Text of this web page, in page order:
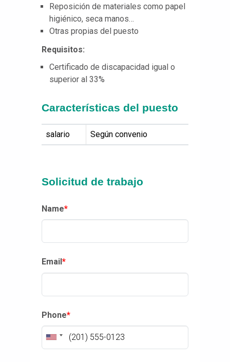
Reposición de materiales como papel
higiénico, seca manos…
Otras propias del puesto
Requisitos:
Certificado de discapacidad igual o
superior al 33%
Características del puesto
salario Según convenio
Solicitud de trabajo
Name*
Email *
Phone*